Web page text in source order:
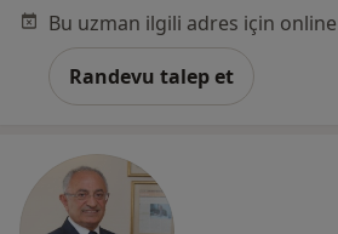
Randevu talep et